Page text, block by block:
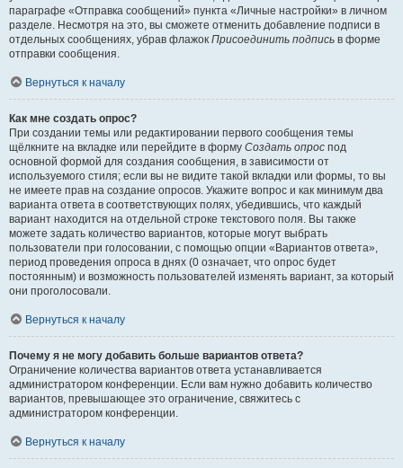
параграфе «Отправка сообщений» пункта «Личные настройки» в личном
разделе. Несмотря на это, вы сможете отменить добавление подписи в
отдельных сообщениях, убрав флажок Присоединить подпись в форме
отправки сообщения.
Вернуться к началу
Как мне создать опрос?
При создании темы или редактировании первого сообщения темы
щёлкните на вкладке или перейдите в форму Создать опрос под
основной формой для создания сообщения, в зависимости от
используемого стиля; если вы не видите такой вкладки или формы, то вы
не имеете прав на создание опросов. Укажите вопрос и как минимум два
варианта ответа в соответствующих полях, убедившись, что каждый
вариант находится на отдельной строке текстового поля. Вы также
можете задать количество вариантов, которые могут выбрать
пользователи при голосовании, с помощью опции «Вариантов ответа»,
период проведения опроса в днях (0 означает, что опрос будет
постоянным) и возможность пользователей изменять вариант, за который
они проголосовали.
Вернуться к началу
Почему я не могу добавить больше вариантов ответа?
Ограничение количества вариантов ответа устанавливается
администратором конференции. Если вам нужно добавить количество
вариантов, превышающее это ограничение, свяжитесь с
администратором конференции.
Вернуться к началу